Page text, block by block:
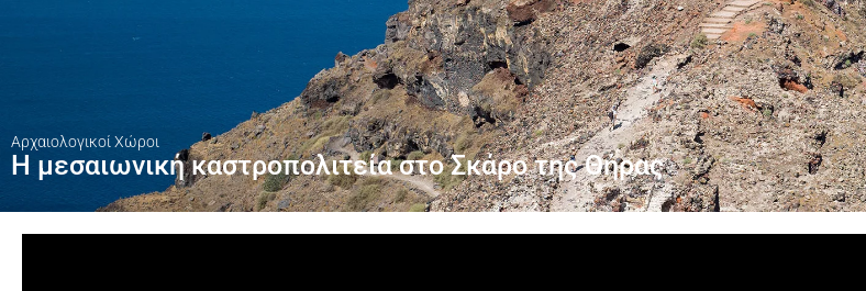
Αρχαιολογικοί Χώροι
Η μεσαιωνική καστροπολιτεία στο Σκάρο της Θήρας